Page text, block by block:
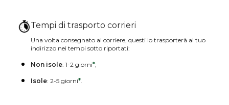
Tempi di trasporto corrieri
Una volta consegnato al corriere, questi lo trasporterà al tuo
indirizzo nei tempi sotto riportati:
Non isole: 1-2 giorni*;
Isole: 2-5 giorni*.